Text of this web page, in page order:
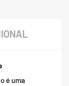
é uma